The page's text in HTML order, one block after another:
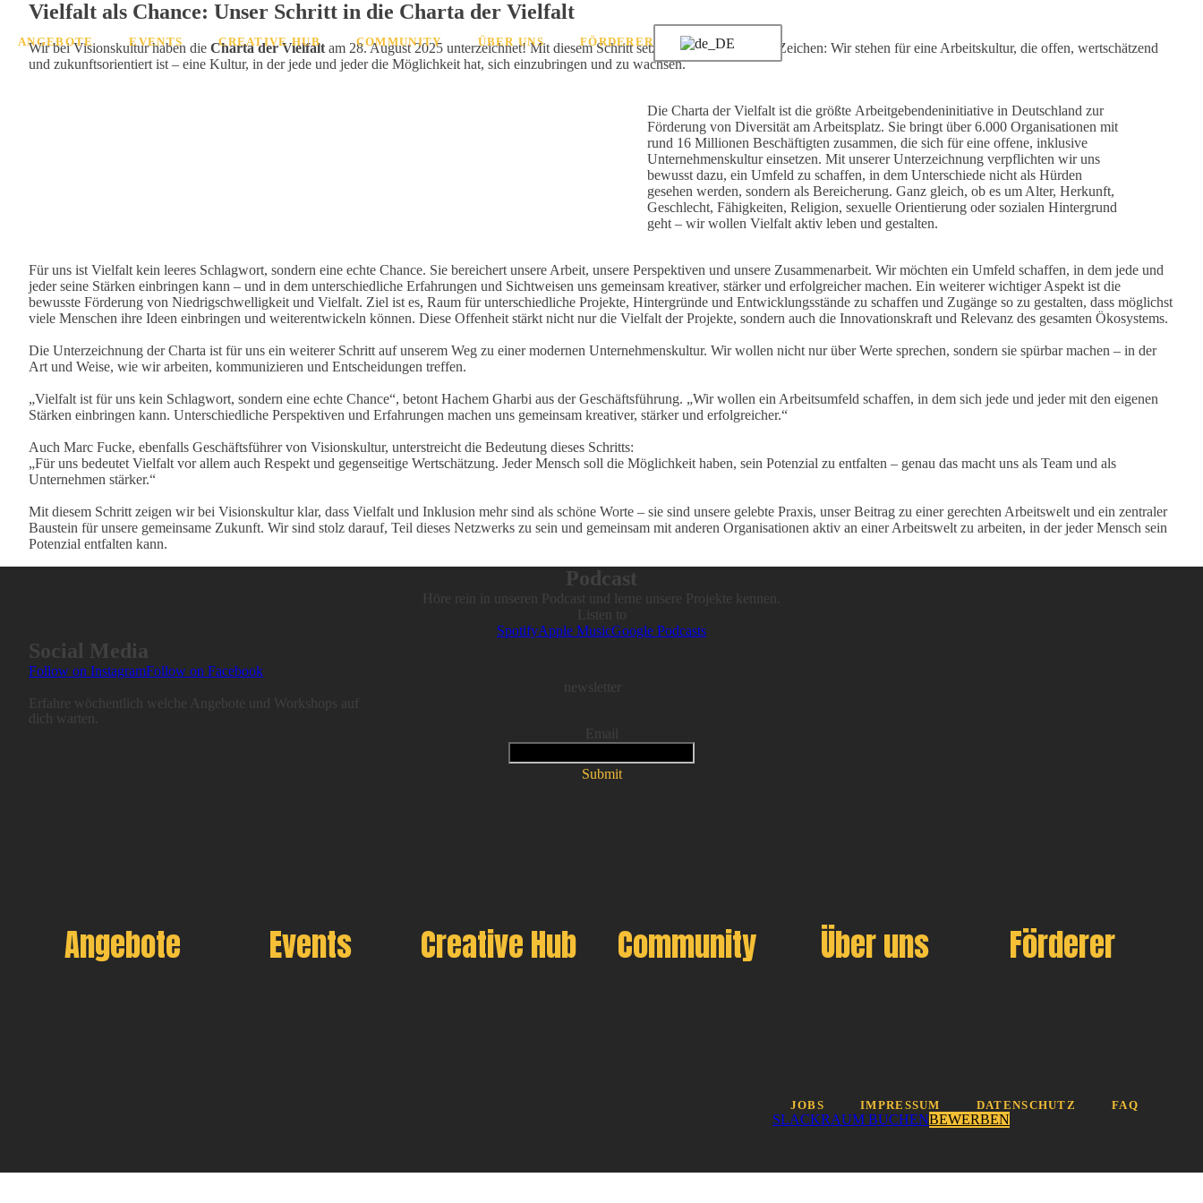
ANGEBOTE EVENTS CREATIVE HUB COMMUNITY ÜBER UNS FÖRDERER
Vielfalt als Chance: Unser Schritt in die Charta der Vielfalt
Wir bei Visionskultur haben die Charta der Vielfalt am 28. August 2025 unterzeichnet! Mit diesem Schritt setzen wir ein deutliches Zeichen: Wir stehen für eine Arbeitskultur, die offen, wertschätzend
und zukunftsorientiert ist – eine Kultur, in der jede und jeder die Möglichkeit hat, sich einzubringen und zu wachsen.
Die Charta der Vielfalt ist die größte Arbeitgebendeninitiative in Deutschland zur
Förderung von Diversität am Arbeitsplatz. Sie bringt über 6.000 Organisationen mit
rund 16 Millionen Beschäftigten zusammen, die sich für eine offene, inklusive
Unternehmenskultur einsetzen. Mit unserer Unterzeichnung verpflichten wir uns
bewusst dazu, ein Umfeld zu schaffen, in dem Unterschiede nicht als Hürden
gesehen werden, sondern als Bereicherung. Ganz gleich, ob es um Alter, Herkunft,
Geschlecht, Fähigkeiten, Religion, sexuelle Orientierung oder sozialen Hintergrund
geht – wir wollen Vielfalt aktiv leben und gestalten.
Für uns ist Vielfalt kein leeres Schlagwort, sondern eine echte Chance. Sie bereichert unsere Arbeit, unsere Perspektiven und unsere Zusammenarbeit. Wir möchten ein Umfeld schaffen, in dem jede und
jeder seine Stärken einbringen kann – und in dem unterschiedliche Erfahrungen und Sichtweisen uns gemeinsam kreativer, stärker und erfolgreicher machen. Ein weiterer wichtiger Aspekt ist die
bewusste Förderung von Niedrigschwelligkeit und Vielfalt. Ziel ist es, Raum für unterschiedliche Projekte, Hintergründe und Entwicklungsstände zu schaffen und Zugänge so zu gestalten, dass möglichst
viele Menschen ihre Ideen einbringen und weiterentwickeln können. Diese Offenheit stärkt nicht nur die Vielfalt der Projekte, sondern auch die Innovationskraft und Relevanz des gesamten Ökosystems.
Die Unterzeichnung der Charta ist für uns ein weiterer Schritt auf unserem Weg zu einer modernen Unternehmenskultur. Wir wollen nicht nur über Werte sprechen, sondern sie spürbar machen – in der
Art und Weise, wie wir arbeiten, kommunizieren und Entscheidungen treffen.
„Vielfalt ist für uns kein Schlagwort, sondern eine echte Chance“, betont Hachem Gharbi aus der Geschäftsführung. „Wir wollen ein Arbeitsumfeld schaffen, in dem sich jede und jeder mit den eigenen
Stärken einbringen kann. Unterschiedliche Perspektiven und Erfahrungen machen uns gemeinsam kreativer, stärker und erfolgreicher.“
Auch Marc Fucke, ebenfalls Geschäftsführer von Visionskultur, unterstreicht die Bedeutung dieses Schritts:
„Für uns bedeutet Vielfalt vor allem auch Respekt und gegenseitige Wertschätzung. Jeder Mensch soll die Möglichkeit haben, sein Potenzial zu entfalten – genau das macht uns als Team und als
Unternehmen stärker.“
Mit diesem Schritt zeigen wir bei Visionskultur klar, dass Vielfalt und Inklusion mehr sind als schöne Worte – sie sind unsere gelebte Praxis, unser Beitrag zu einer gerechten Arbeitswelt und ein zentraler
Baustein für unsere gemeinsame Zukunft. Wir sind stolz darauf, Teil dieses Netzwerks zu sein und gemeinsam mit anderen Organisationen aktiv an einer Arbeitswelt zu arbeiten, in der jeder Mensch sein
Potenzial entfalten kann.
Podcast
Höre rein in unseren Podcast und lerne unsere Projekte kennen.
Listen to
SpotifyApple MusicGoogle Podcasts
Social Media
Follow on InstagramFollow on Facebook
newsletter
Erfahre wöchentlich welche Angebote und Workshops auf
dich warten.
Email
Submit
Angebote Events Creative Hub Community Über uns Förderer
JOBS IMPRESSUM DATENSCHUTZ FAQ
SLACKRAUM BUCHENBEWERBEN